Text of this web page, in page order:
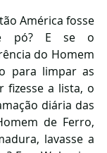
América fosse
pó? E se o
do Homem
para limpar as
fizesse a lista, o
diária das
de Ferro,
lavasse a